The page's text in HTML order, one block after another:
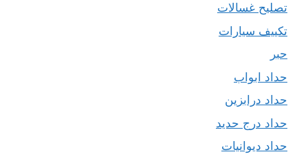
تصليح غسالات
تكييف سيارات
حبر
حداد ابواب
حداد درابزين
حداد درج حديد
حداد ديوانيات